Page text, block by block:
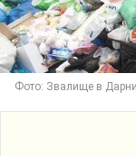
Фото: Звалище в